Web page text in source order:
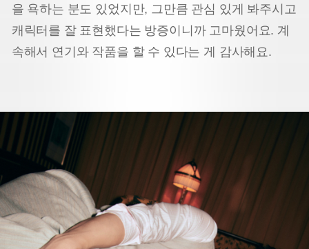
을 욕하는 분도 있었지만, 그만큼 관심 있게 봐주시고
캐릭터를 잘 표현했다는 방증이니까 고마웠어요. 계
속해서 연기와 작품을 할 수 있다는 게 감사해요.